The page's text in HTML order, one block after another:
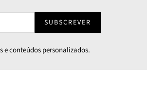
SUBSCREVER
e conteúdos personalizados.